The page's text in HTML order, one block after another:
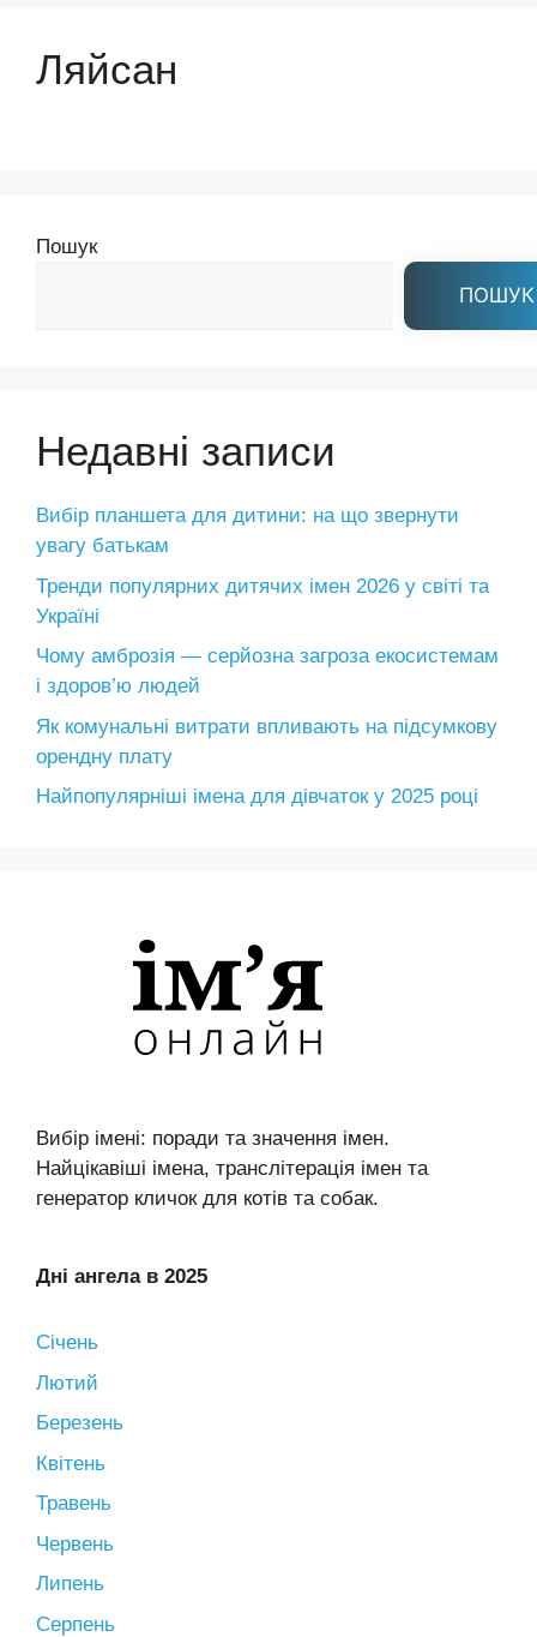
Ляйсан
Пошук
ПОШУК
Недавні записи
Вибір планшета для дитини: на що звернути
увагу батькам
Тренди популярних дитячих імен 2026 у світі та
Україні
Чому амброзія — серйозна загроза екосистемам
і здоров’ю людей
Як комунальні витрати впливають на підсумкову
орендну плату
Найпопулярніші імена для дівчаток у 2025 році
Вибір імені: поради та значення імен.
Найцікавіші імена, транслітерація імен та
генератор кличок для котів та собак.
Дні ангела в 2025
Січень
Лютий
Березень
Квітень
Травень
Червень
Липень
Серпень